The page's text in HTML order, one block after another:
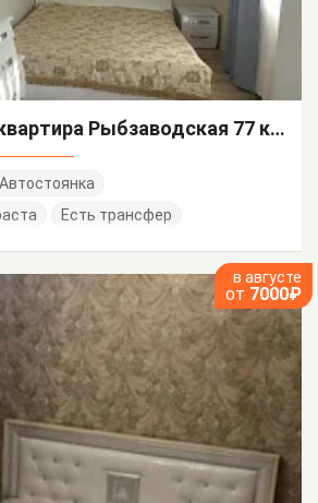
2х-комнатная квартира Рыбзаводская 77 кв 15
Автостоянка
Есть трансфер
в августе
от 7000₽